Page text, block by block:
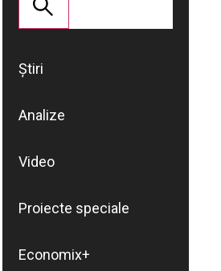
Știri
Analize
Video
Proiecte speciale
Economix+